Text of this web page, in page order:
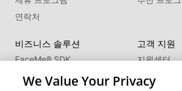
연락처
비즈니스 솔루션
FaceMe®SDK
고객 지원
지원센터
We Value Your Privacy